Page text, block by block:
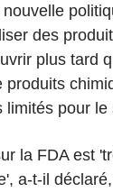
des
plus tard
produits
limités pour le
la FDA est
a-t-il